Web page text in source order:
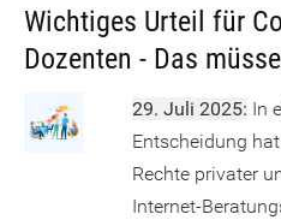
Wichtiges Urteil für
Dozenten - Das
29. Juli 2025: In
Entscheidung
Rechte privater
Internet-